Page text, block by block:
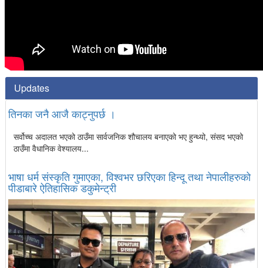
Updates
तिनका जनै आजै काट्नुपर्छ ।
सर्वोच्च अदालत भएको ठाउँमा सार्वजनिक शौचालय बनाएको भए हुन्थ्यो, संसद भएको
ठाउँमा वैधानिक वेश्यालय...
भाषा धर्म संस्कृति गुमाएका, विश्वभर छरिएका हिन्दू तथा नेपालीहरुको
पीडाबारे ऐतिहासिक डकुमेन्ट्री